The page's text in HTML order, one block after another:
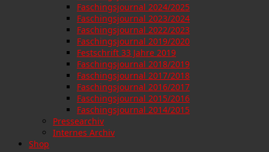
Faschingsjournal 2024/2025
Faschingsjournal 2023/2024
Faschingsjournal 2022/2023
Faschingsjournal 2019/2020
Festschrift 33 Jahre 2019
Faschingsjournal 2018/2019
Faschingsjournal 2017/2018
Faschingsjournal 2016/2017
Faschingsjournal 2015/2016
Faschingsjournal 2014/2015
Pressearchiv
Internes Archiv
Shop